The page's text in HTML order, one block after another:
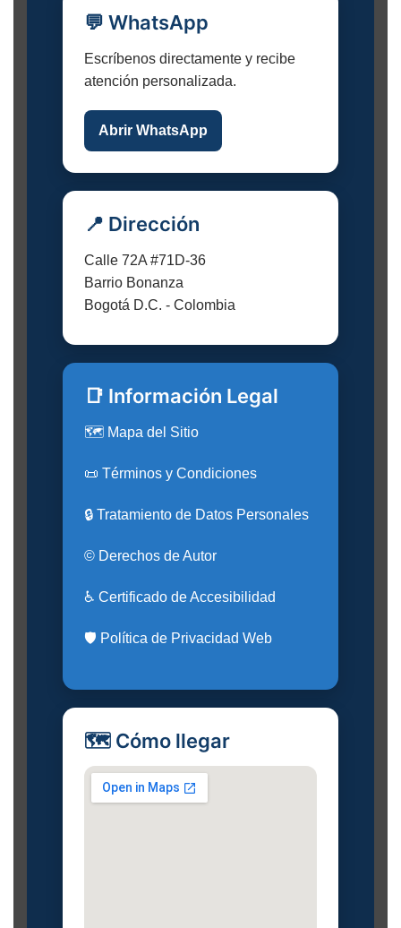
💬 WhatsApp
Escríbenos directamente y recibe
atención personalizada.
Abrir WhatsApp
📍 Dirección
Calle 72A #71D-36
Barrio Bonanza
Bogotá D.C. - Colombia
📑 Información Legal
🗺️ Mapa del Sitio
📜 Términos y Condiciones
🔒 Tratamiento de Datos Personales
© Derechos de Autor
♿ Certificado de Accesibilidad
🛡️ Política de Privacidad Web
🗺️ Cómo llegar